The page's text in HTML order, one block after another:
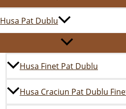
Husa Pat Dublu
Husa Finet Pat Dublu
Husa Craciun Pat Dublu